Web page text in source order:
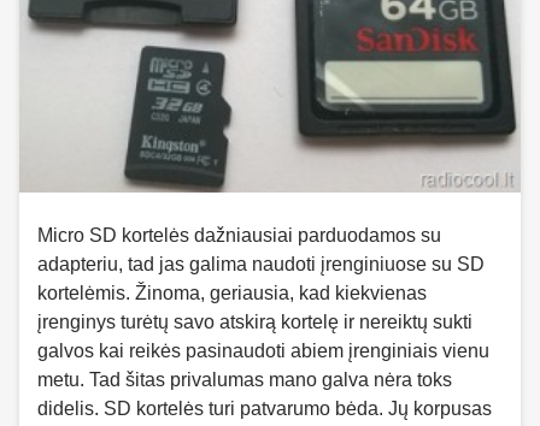
Micro SD kortelės dažniausiai parduodamos su
adapteriu, tad jas galima naudoti įrenginiuose su SD
kortelėmis. Žinoma, geriausia, kad kiekvienas
įrenginys turėtų savo atskirą kortelę ir nereiktų sukti
galvos kai reikės pasinaudoti abiem įrenginiais vienu
metu. Tad šitas privalumas mano galva nėra toks
didelis. SD kortelės turi patvarumo bėda. Jų korpusas